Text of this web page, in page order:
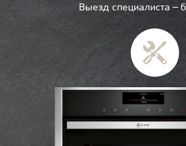
Выезд специалиста —